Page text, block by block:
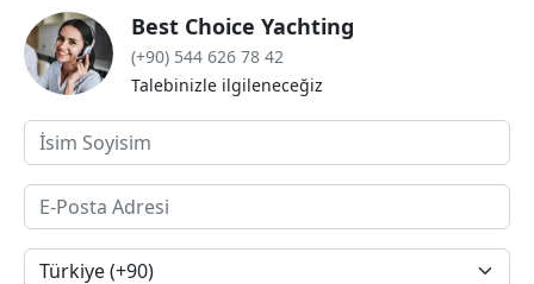
Best Choice Yachting
(+90) 544 626 78 42
Talebinizle ilgileneceğiz